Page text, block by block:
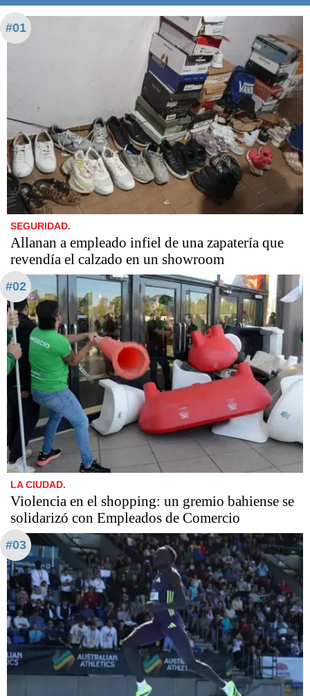
#01
SEGURIDAD.
Allanan a empleado infiel de una zapatería que
revendía el calzado en un showroom
#02
LA CIUDAD.
Violencia en el shopping: un gremio bahiense se
solidarizó con Empleados de Comercio
#03